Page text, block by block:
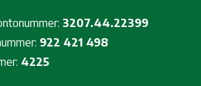
3207.44.22399
922 421 498
4225